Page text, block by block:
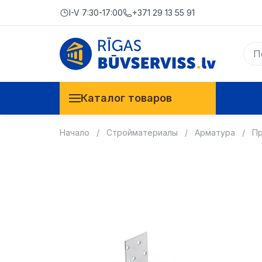
I-V 7:30-17:00 +371 29 13 55 91
Каталог товаров
Начало Стройматериалы Арматура